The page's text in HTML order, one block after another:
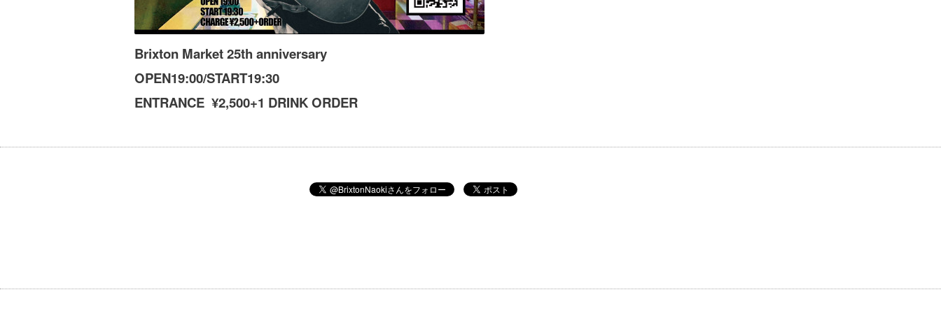
Brixton Market 25th anniversary
OPEN19:00/START19:30
ENTRANCE ¥2,500+1 DRINK ORDER